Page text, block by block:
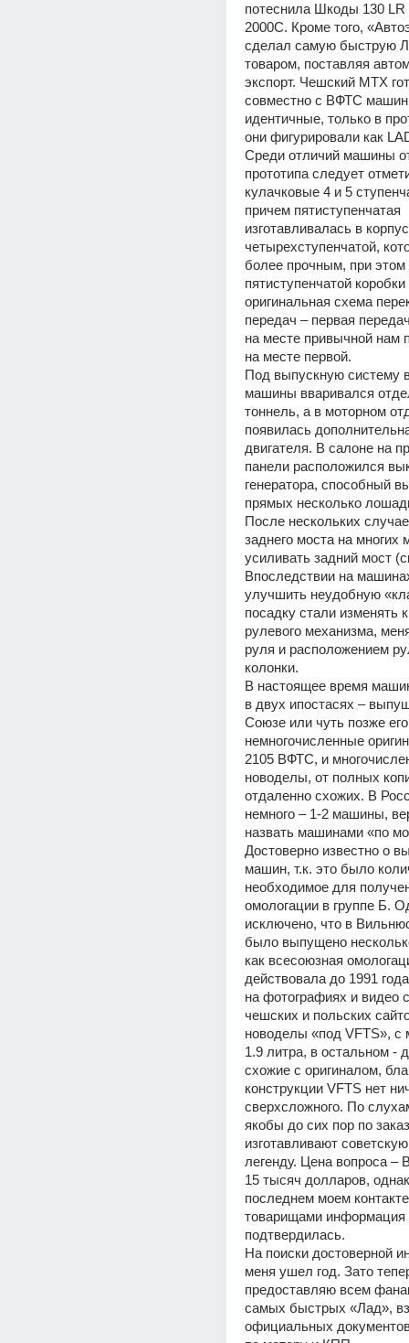
потеснила Шкоды 130 LR
2000C. Кроме того,
сделал самую быструю
товаром, поставляя
экспорт. Чешский МТХ
совместно с ВФТС
идентичные, только в
они фигурировали как
Среди отличий машины
прототипа следует
кулачковые 4 и 5
причем пятиступенчатая
изготавливалась в
четырехступенчатой,
более прочным, при этом
пятиступенчатой
оригинальная схема
передач – первая
на месте привычной нам
на месте первой.
Под выпускную систему
машины вваривался
тоннель, а в моторном
появилась
двигателя. В салоне на
панели расположился
генератора, способный
прямых несколько
После нескольких
заднего моста на многих
усиливать задний мост
Впоследствии на
улучшить неудобную
посадку стали изменять
рулевого механизма,
руля и расположением
колонки.
В настоящее время
в двух ипостасях –
Союзе или чуть позже
немногочисленные
2105 ВФТС, и
новоделы, от полных
отдаленно схожих. В
немного – 1-2 машины,
назвать машинами «по
Достоверно известно о
машин, т.к. это было
необходимое для
омологации в группе Б.
исключено, что в
было выпущено
как всесоюзная
действовала до 1991
на фотографиях и видео
чешских и польских
новоделы «под VFTS», с
1.9 литра, в остальном -
схожие с оригиналом,
конструкции VFTS нет
сверхсложного. По
якобы до сих пор по
изготавливают
легенду. Цена вопроса –
15 тысяч долларов,
последнем моем
товарищами информация
подтвердилась.
На поиски достоверной
меня ушел год. Зато
предоставляю всем
самых быстрых «Лад»,
официальных